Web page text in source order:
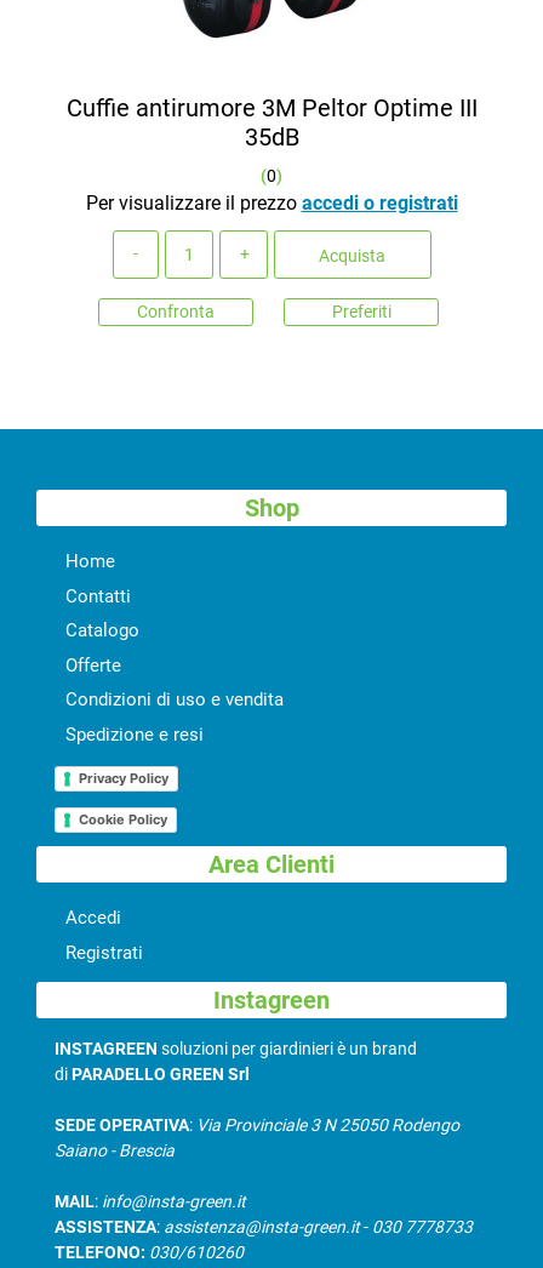
Cuffie antirumore 3M Peltor Optime III
35dB
(0)
Per visualizzare il prezzo accedi o registrati
Acquista
Confronta Preferiti
Shop
Home
Contatti
Catalogo
Offerte
Condizioni di uso e vendita
Spedizione e resi
Privacy Policy
Cookie Policy
Area Clienti
Accedi
Registrati
Instagreen
INSTAGREEN soluzioni per giardinieri è un brand
diPARADELLO GREEN Srl
SEDE OPERATIVA: Via Provinciale 3 N 25050 Rodengo
Saiano - Brescia
MAIL: info@insta-green.it
ASSISTENZA: assistenza@insta-green.it- 030 7778733
TELEFONO: 030/610260